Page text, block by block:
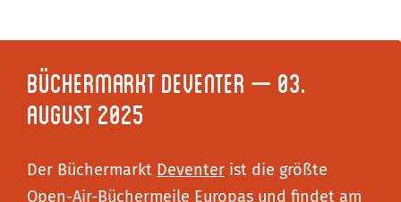
Büchermarkt Deventer – 03.
August 2025
Der Büchermarkt Deventer ist die größte
Open-Air-Büchermeile Europas und findet am